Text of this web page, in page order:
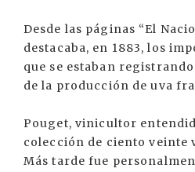
Desde las páginas “El
destacaba, en 1883, los
que se estaban
de la producción de uva
Pouget, vinicultor
colección de ciento veinte
Más tarde fue